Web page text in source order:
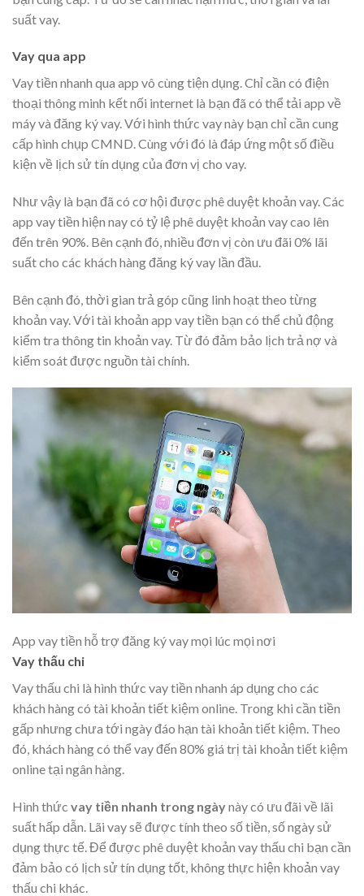
suất vay.
Vay qua app
Vay tiền nhanh qua app vô cùng tiện dụng. Chỉ cần có điện
thoại thông minh kết nối internet là bạn đã có thể tải app về
máy và đăng ký vay. Với hình thức vay này bạn chỉ cần cung
cấp hình chụp CMND. Cùng với đó là đáp ứng một số điều
kiện về lịch sử tín dụng của đơn vị cho vay.
Như vậy là bạn đã có cơ hội được phê duyệt khoản vay. Các
app vay tiền hiện nay có tỷ lệ phê duyệt khoản vay cao lên
đến trên 90%. Bên cạnh đó, nhiều đơn vị còn ưu đãi 0% lãi
suất cho các khách hàng đăng ký vay lần đầu.
Bên cạnh đó, thời gian trả góp cũng linh hoạt theo từng
khoản vay. Với tài khoản app vay tiền bạn có thể chủ động
kiểm tra thông tin khoản vay. Từ đó đảm bảo lịch trả nợ và
kiểm soát được nguồn tài chính.
App vay tiền hỗ trợ đăng ký vay mọi lúc mọi nơi
Vay thấu chi
Vay thấu chi là hình thức vay tiền nhanh áp dụng cho các
khách hàng có tài khoản tiết kiệm online. Trong khi cần tiền
gấp nhưng chưa tới ngày đáo hạn tài khoản tiết kiệm. Theo
đó, khách hàng có thể vay đến 80% giá trị tài khoản tiết kiệm
online tại ngân hàng.
Hình thức vay tiền nhanh trong ngàynày có ưu đãi về lãi
suất hấp dẫn. Lãi vay sẽ được tính theo số tiền, số ngày sử
dụng thực tế. Để được phê duyệt khoản vay thấu chi bạn cần
đảm bảo có lịch sử tín dụng tốt, không thực hiện khoản vay
thấu chi khác.